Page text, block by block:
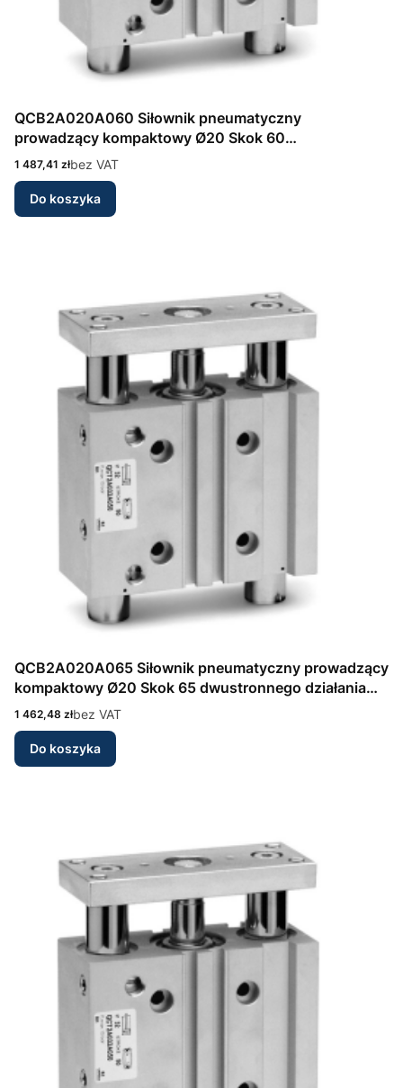
QCB2A020A060 Siłownik pneumatyczny
prowadzący kompaktowy Ø20 Skok 60
dwustronnego działania Seria QCB Camozzi
Cena
1 487,41 złbez VAT
Do koszyka
QCB2A020A065 Siłownik pneumatyczny prowadzący
kompaktowy Ø20 Skok 65 dwustronnego działania
Seria QCB Camozzi
Cena
1 462,48 złbez VAT
Do koszyka